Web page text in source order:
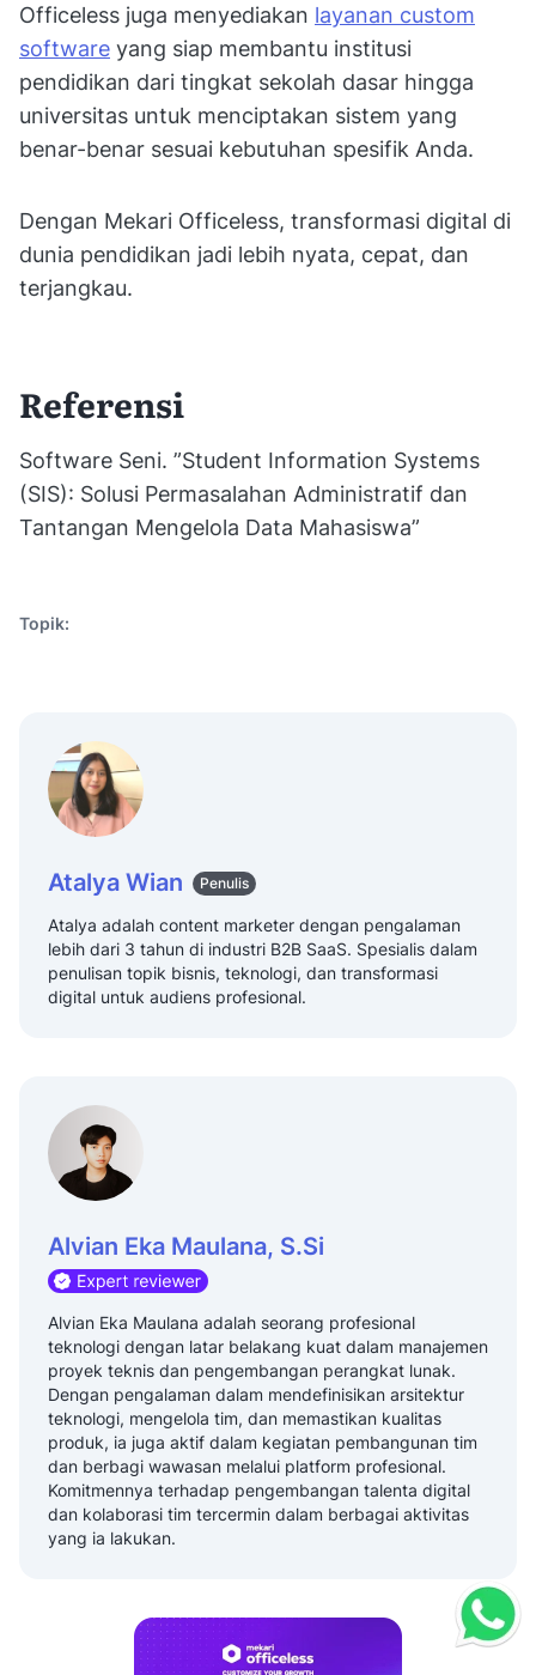
Officeless juga menyediakan layanan custom
software yang siap membantu institusi
pendidikan dari tingkat sekolah dasar hingga
universitas untuk menciptakan sistem yang
benar-benar sesuai kebutuhan spesifik Anda.
Dengan Mekari Officeless, transformasi digital di
dunia pendidikan jadi lebih nyata, cepat, dan
terjangkau.
Referensi
Software Seni. ”Student Information Systems
(SIS): Solusi Permasalahan Administratif dan
Tantangan Mengelola Data Mahasiswa”
Topik:
Atalya Wian Penulis
Atalya adalah content marketer dengan pengalaman
lebih dari 3 tahun di industri B2B SaaS. Spesialis dalam
penulisan topik bisnis, teknologi, dan transformasi
digital untuk audiens profesional.
Alvian Eka Maulana, S.Si
Alvian Eka Maulana adalah seorang profesional
teknologi dengan latar belakang kuat dalam manajemen
proyek teknis dan pengembangan perangkat lunak.
Dengan pengalaman dalam mendefinisikan arsitektur
teknologi, mengelola tim, dan memastikan kualitas
produk, ia juga aktif dalam kegiatan pembangunan tim
dan berbagi wawasan melalui platform profesional.
Komitmennya terhadap pengembangan talenta digital
dan kolaborasi tim tercermin dalam berbagai aktivitas
yang ia lakukan.